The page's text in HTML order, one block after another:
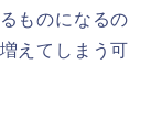
ものになるの
えてしまう可